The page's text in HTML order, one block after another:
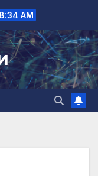
AM